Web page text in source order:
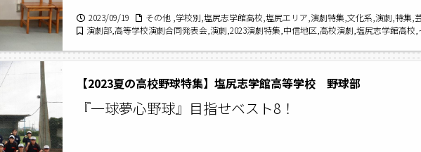
2023/09/19
その他 ,学校別,塩尻志学館高校,塩尻エリア,演劇特集,文化系,演劇,特集,
演劇部,高等学校演劇合同発表会,演劇,2023演劇特集,中信地区,高校演劇,塩尻志学館高校,
【2023夏の高校野球特集】塩尻志学館高等学校 野球部
『一球夢心野球』目指せベスト8！